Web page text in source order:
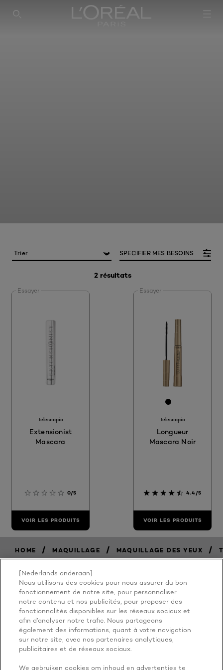
2 résultats
SPECIFIER MES BESOINS
Essayer
Telescopic
Extensionist
Mascara
0/5
VOIR LES PRODUITS
Essayer
[Color]:
Telescopic
Longueur
Mascara Noir
4.4/5
VOIR LES PRODUITS
HOME / MAQUILLAGE / MAQUILLAGE DES YEUX /
BECAUSE
YOU'RE
WORTH IT
[Nederlands onderaan]
Nous utilisons des cookies pour nous assurer du bon
fonctionnement de notre site, pour personnaliser
notre contenu et nos publicités, pour proposer des
fonctionnalités disponibles sur les réseaux sociaux et
afin d’analyser notre trafic. Nous partageons
également des informations, quant à votre navigation
sur notre site, avec nos partenaires analytiques,
publicitaires et de réseaux sociaux.
We gebruiken cookies om inhoud en advertenties te